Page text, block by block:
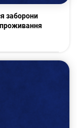
заборони